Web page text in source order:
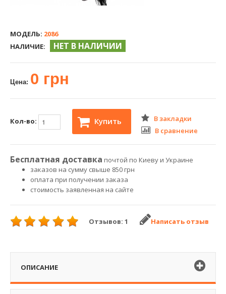
МОДЕЛЬ: 2086
НАЛИЧИЕ:
НЕТ В НАЛИЧИИ
Цена: 0 грн
Кол-во: Купить
В закладки
В сравнение
Бесплатная доставка почтой по Киеву и Украине
заказов на сумму свыше 850 грн
оплата при получении заказа
стоимость заявленная на сайте
Отзывов: 1 Написать отзыв
ОПИСАНИЕ